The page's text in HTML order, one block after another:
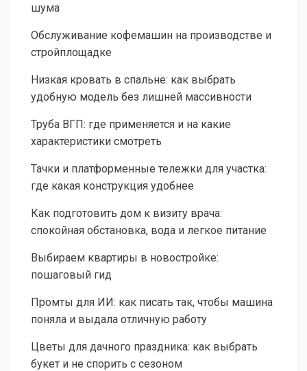
шума
Обслуживание кофемашин на производстве и
стройплощадке
Низкая кровать в спальне: как выбрать
удобную модель без лишней массивности
Труба ВГП: где применяется и на какие
характеристики смотреть
Тачки и платформенные тележки для участка:
где какая конструкция удобнее
Как подготовить дом к визиту врача:
спокойная обстановка, вода и легкое питание
Выбираем квартиры в новостройке:
пошаговый гид
Промты для ИИ: как писать так, чтобы машина
поняла и выдала отличную работу
Цветы для дачного праздника: как выбрать
букет и не спорить с сезоном